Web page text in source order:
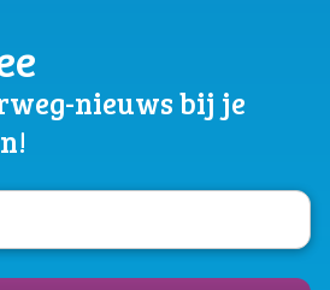
nieuws bij je